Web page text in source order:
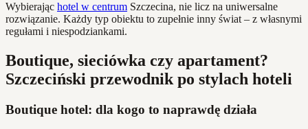
Wybierając hotel w centrum Szczecina, nie licz na uniwersalne
rozwiązanie. Każdy typ obiektu to zupełnie inny świat – z własnymi
regułami i niespodziankami.
Boutique, sieciówka czy apartament?
Szczeciński przewodnik po stylach hoteli
Boutique hotel: dla kogo to naprawdę działa